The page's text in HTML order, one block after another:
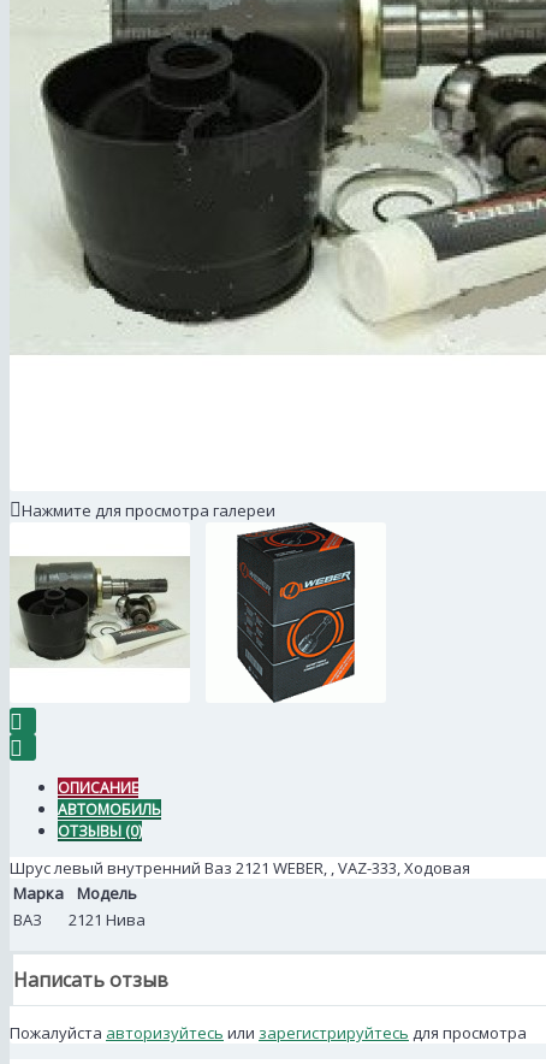
Нажмите для просмотра галереи
ОПИСАНИЕ
АВТОМОБИЛЬ
ОТЗЫВЫ (0)
Шрус левый внутренний Ваз 2121 WEBER, , VAZ-333, Ходовая
Марка
Модель
ВАЗ
2121 Нива
Написать отзыв
Пожалуйста авторизуйтесь или зарегистрируйтесь для просмотра